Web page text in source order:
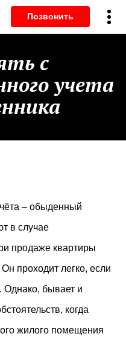
с
учета
– обыденный
в случае
продаже квартиры
проходит легко, если
Однако, бывает и
когда
жилого помещения